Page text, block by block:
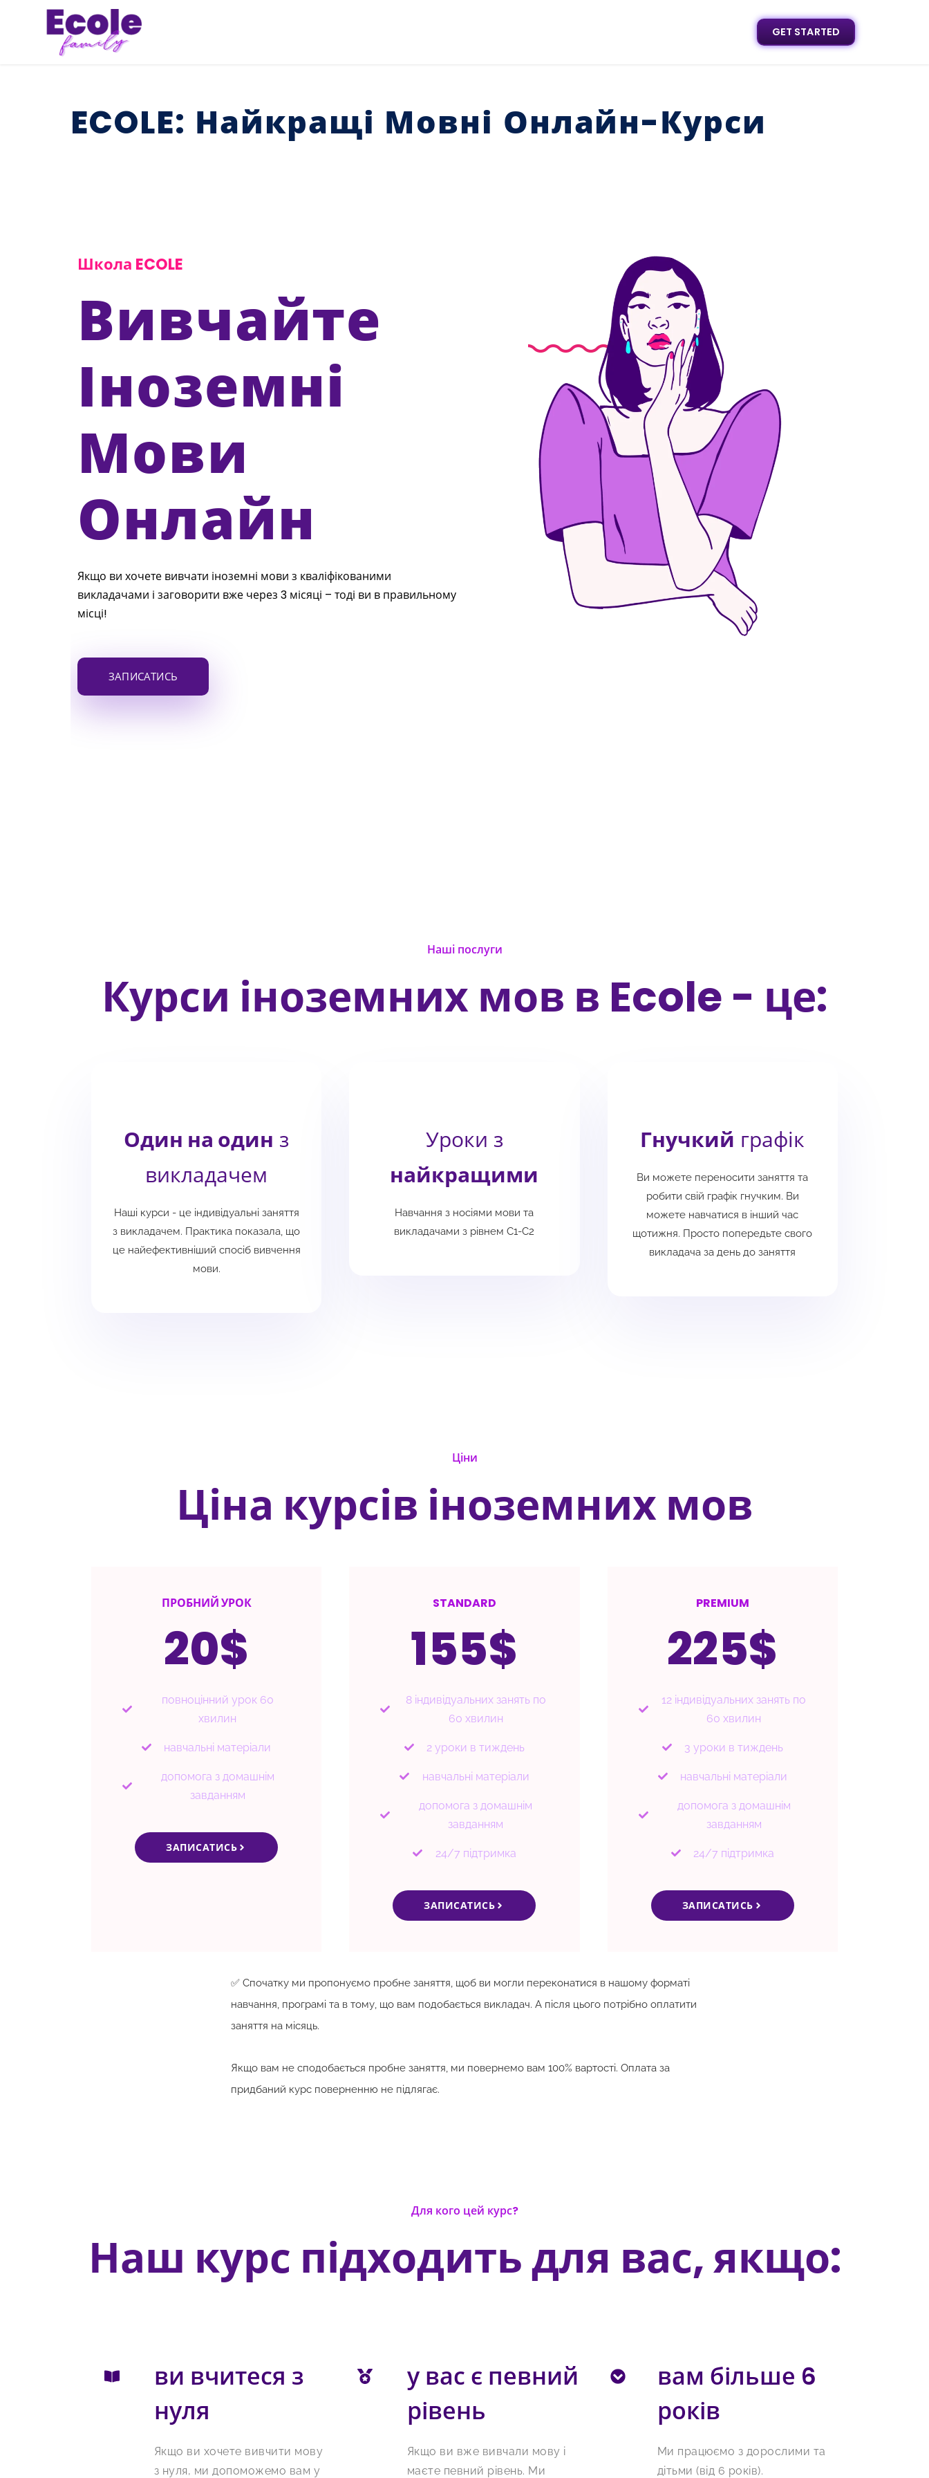
Перейти
GET STARTED
ECOLE: Найкращі Мовні Онлайн-Курси
Школа ECOLE
Вивчайте
Іноземні
Мови
Онлайн
Якщо ви хочете вивчати іноземні мови з кваліфікованими
викладачами і заговорити вже через 3 місяці – тоді ви в правильному
місці!
ЗАПИСАТИСЬ
Наші послуги
Курси іноземних мов в Ecole - це:
Один на один з
викладачем
Наші курси - це індивідуальні заняття
з викладачем. Практика показала, що
це найефективніший спосіб вивчення
мови.
Уроки з
найкращими
Навчання з носіями мови та
викладачами з рівнем С1-С2
Гнучкий графік
Ви можете переносити заняття та
робити свій графік гнучким. Ви
можете навчатися в інший час
щотижня. Просто попередьте свого
викладача за день до заняття
Ціни
Ціна курсів іноземних мов
ПРОБНИЙ УРОК
20$
повноцінний урок 60
хвилин
навчальні матеріали
допомога з домашнім
завданням
ЗАПИСАТИСЬ
STANDARD
155$
8 індивідуальних занять по
60 хвилин
2 уроки в тиждень
навчальні матеріали
допомога з домашнім
завданням
24/7 підтримка
ЗАПИСАТИСЬ
PREMIUM
225$
12 індивідуальних занять по
60 хвилин
3 уроки в тиждень
навчальні матеріали
допомога з домашнім
завданням
24/7 підтримка
ЗАПИСАТИСЬ
✅ Спочатку ми пропонуємо пробне заняття, щоб ви могли переконатися в нашому форматі
навчання, програмі та в тому, що вам подобається викладач. А після цього потрібно оплатити
заняття на місяць.
Якщо вам не сподобається пробне заняття, ми повернемо вам 100% вартості. Оплата за
придбаний курс поверненню не підлягає.
Для кого цей курс?
Наш курс підходить для вас, якщо:
ви вчитеся з
нуля
Якщо ви хочете вивчити мову
з нуля, ми допоможемо вам у
у вас є певний
рівень
Якщо ви вже вивчали мову і
маєте певний рівень. Ми
вам більше 6
років
Ми працюємо з дорослими та
дітьми (від 6 років).